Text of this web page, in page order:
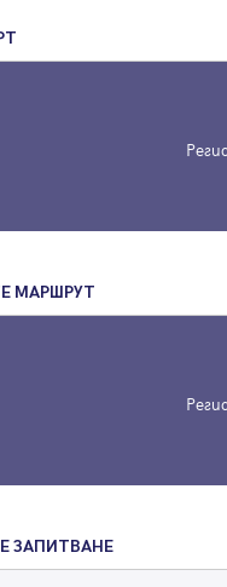
МАРШРУТ
ЗАПИТВАНЕ